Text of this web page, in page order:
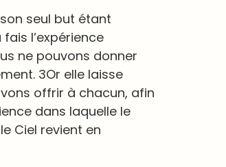
seul but étant
l’expérience
ne pouvons donner
3Or elle laisse
offrir à chacun, afin
dans laquelle le
Ciel revient en